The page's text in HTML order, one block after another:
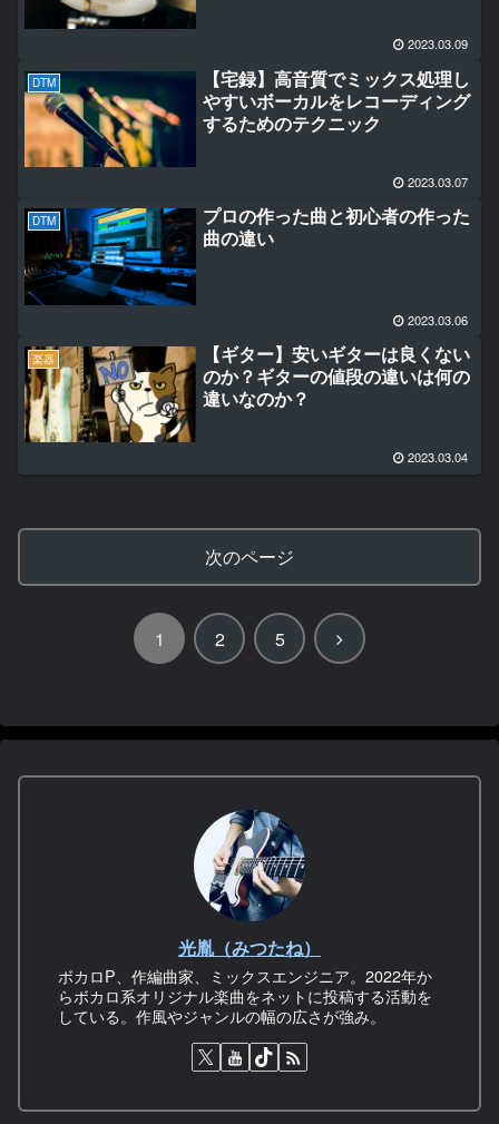
2023.03.09
DTM
【宅録】高音質でミックス処理し
やすいボーカルをレコーディング
するためのテクニック
2023.03.07
DTM
プロの作った曲と初心者の作った
曲の違い
2023.03.06
楽器
【ギター】安いギターは良くない
のか？ギターの値段の違いは何の
違いなのか？
2023.03.04
次のページ
1 2 5
次
光胤（みつたね）
ボカロP、作編曲家、ミックスエンジニア。2022年か
らボカロ系オリジナル楽曲をネットに投稿する活動を
している。作風やジャンルの幅の広さが強み。